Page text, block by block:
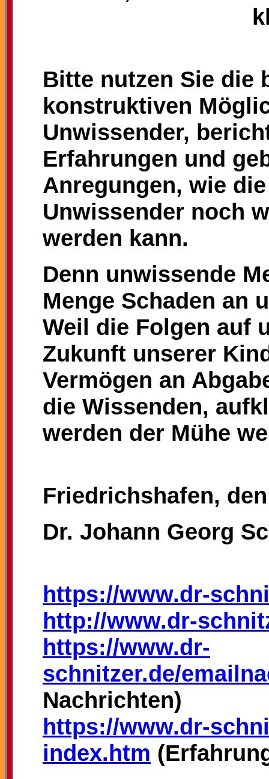
Bitte nutzen Sie die
konstruktiven
Unwissender,
Erfahrungen und
Anregungen, wie
Unwissender noch
werden kann.
Denn unwissende
Menge Schaden an
Weil die Folgen auf
Zukunft unserer
Vermögen an
die Wissenden,
werden der Mühe
Friedrichshafen,
Dr. Johann Georg
https://www.dr-
http://www.dr-
https://www.dr-
schnitzer.de/
Nachrichten)
https://www.dr-
index.htm